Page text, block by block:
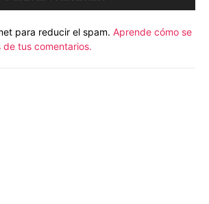
para reducir el spam. Aprende cómo se
tus comentarios.